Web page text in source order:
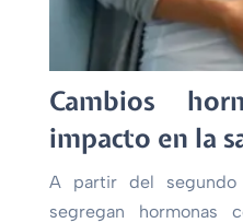
Cambios
impacto en la
A partir del
segregan hormonas